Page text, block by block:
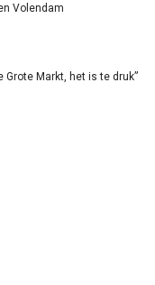
Volendam
Grote Markt, het is te druk”